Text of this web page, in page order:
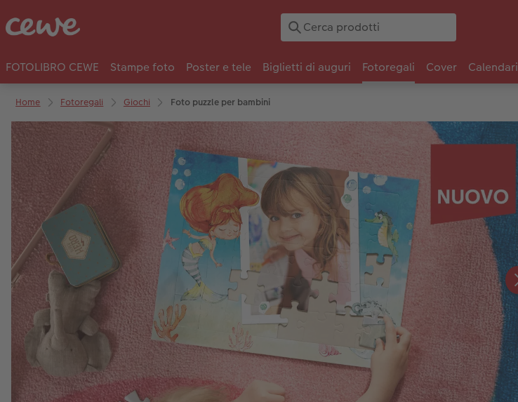
FOTOLIBRO CEWE Stampe foto Poster e tele Biglietti di auguri Fotoregali Cover Calendari
Home Fotoregali Giochi Foto puzzle per bambini